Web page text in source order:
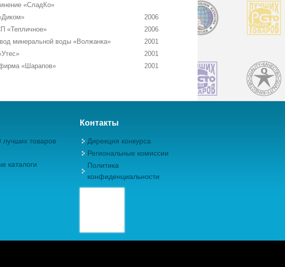
«СладКо»
2006
«Тепличное»
2006
минеральной воды «Волжанка»
2001
2001
«Шарапов» 2001
лучших товаров
каталоги
Контакты
Дирекция конкурса
Региональные комиссии
Политика
конфиденциальности